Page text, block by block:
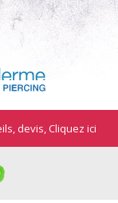
devis, Cliquez ici